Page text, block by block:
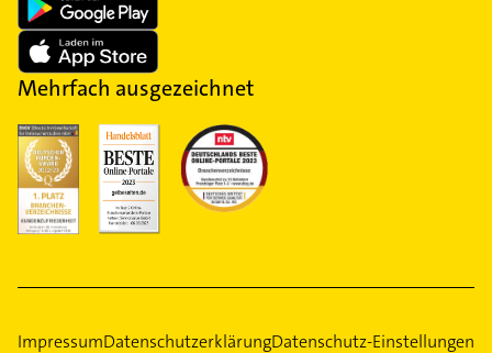
Mehrfach ausgezeichnet
ImpressumDatenschutzerklärungDatenschutz-Einstellungen